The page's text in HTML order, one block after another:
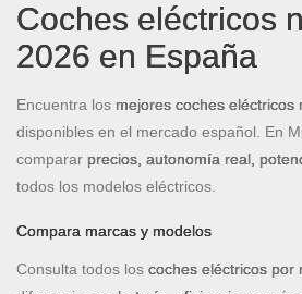
Coches eléctricos
2026 en España
Encuentra los mejores coches eléctricos
disponibles en el mercado español. En
comparar precios, autonomía real,
todos los modelos eléctricos.
Compara marcas y modelos
Consulta todos los coches eléctricos por